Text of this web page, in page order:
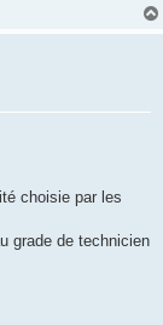
choisie par les
grade de technicien